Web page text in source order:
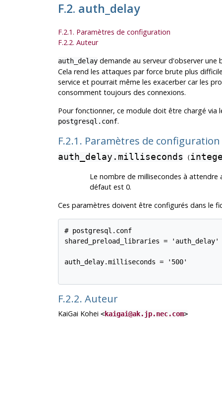
F.2. auth_delay
F.2.1. Paramètres de configuration
F.2.2. Auteur
auth_delaydemande au serveur d'observer une
Cela rend les attaques par force brute plus
service et pourrait même les exacerber car les
consomment toujours des connexions.
Pour fonctionner, ce module doit être chargé via
postgresql.conf.
F.2.1. Paramètres de configuration
auth_delay.milliseconds (
Le nombre de millisecondes à
défaut est 0.
Ces paramètres doivent être configurés dans le
# postgresql.conf
shared_preload_libraries = 'auth_delay'
auth_delay.milliseconds = '500'
F.2.2. Auteur
KaiGai Kohei <kaigai@ak.jp.nec.com>